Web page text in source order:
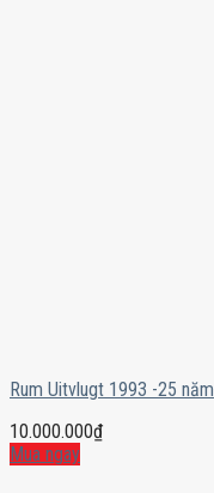
Rum Uitvlugt 1993 -25 năm
10.000.000₫
Mua ngay